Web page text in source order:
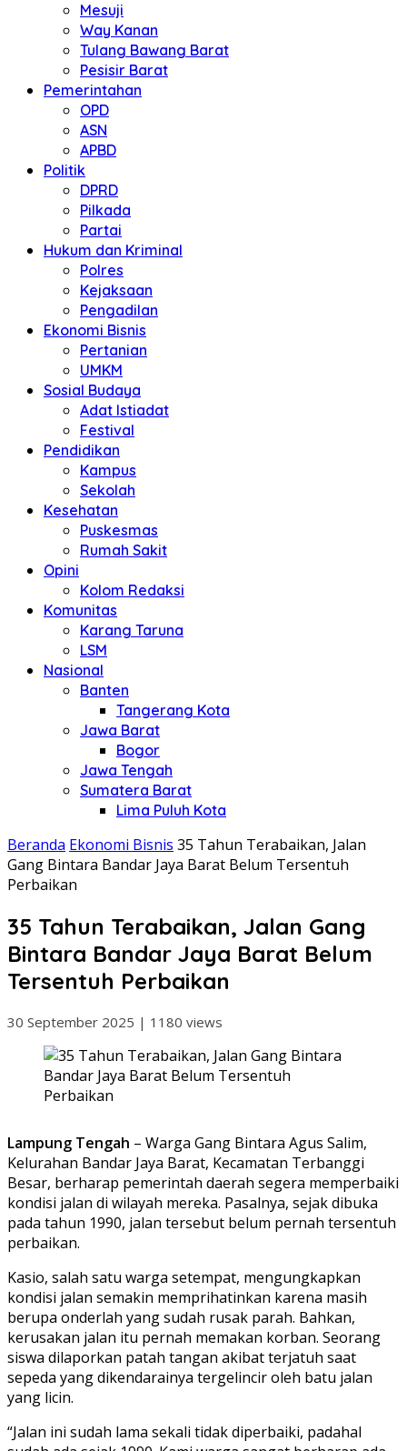
Mesuji
Way Kanan
Tulang Bawang Barat
Pesisir Barat
Pemerintahan
OPD
ASN
APBD
Politik
DPRD
Pilkada
Partai
Hukum dan Kriminal
Polres
Kejaksaan
Pengadilan
Ekonomi Bisnis
Pertanian
UMKM
Sosial Budaya
Adat Istiadat
Festival
Pendidikan
Kampus
Sekolah
Kesehatan
Puskesmas
Rumah Sakit
Opini
Kolom Redaksi
Komunitas
Karang Taruna
LSM
Nasional
Banten
Tangerang Kota
Jawa Barat
Bogor
Jawa Tengah
Sumatera Barat
Lima Puluh Kota
Beranda Ekonomi Bisnis 35 Tahun Terabaikan, Jalan
Gang Bintara Bandar Jaya Barat Belum Tersentuh
Perbaikan
35 Tahun Terabaikan, Jalan Gang
Bintara Bandar Jaya Barat Belum
Tersentuh Perbaikan
30 September 2025 | 1180 views
Lampung Tengah – Warga Gang Bintara Agus Salim,
Kelurahan Bandar Jaya Barat, Kecamatan Terbanggi
Besar, berharap pemerintah daerah segera memperbaiki
kondisi jalan di wilayah mereka. Pasalnya, sejak dibuka
pada tahun 1990, jalan tersebut belum pernah tersentuh
perbaikan.
Kasio, salah satu warga setempat, mengungkapkan
kondisi jalan semakin memprihatinkan karena masih
berupa onderlah yang sudah rusak parah. Bahkan,
kerusakan jalan itu pernah memakan korban. Seorang
siswa dilaporkan patah tangan akibat terjatuh saat
sepeda yang dikendarainya tergelincir oleh batu jalan
yang licin.
“Jalan ini sudah lama sekali tidak diperbaiki, padahal